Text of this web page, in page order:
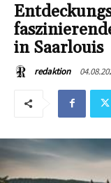
in Saarlouis
redaktion